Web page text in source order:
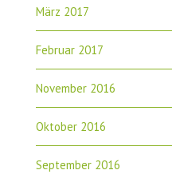
März 2017
Februar 2017
November 2016
Oktober 2016
September 2016